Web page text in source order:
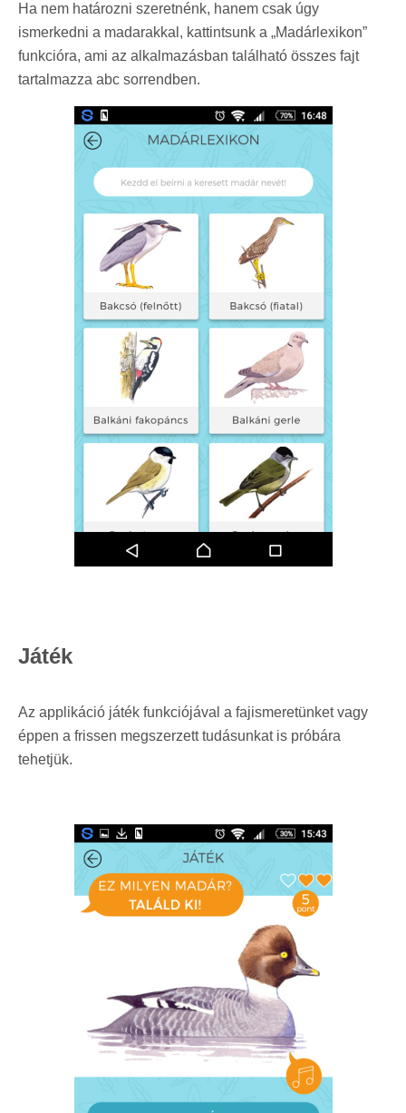
Ha nem határozni szeretnénk, hanem csak úgy
ismerkedni a madarakkal, kattintsunk a „Madárlexikon”
funkcióra, ami az alkalmazásban található összes fajt
tartalmazza abc sorrendben.
Játék
Az applikáció játék funkciójával a fajismeretünket vagy
éppen a frissen megszerzett tudásunkat is próbára
tehetjük.